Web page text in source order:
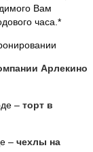
Вам
часа.*
Арлекино
– торт в
– чехлы на